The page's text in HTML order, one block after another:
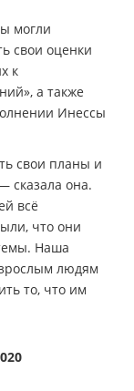
могли
свои оценки
к
а также
Инессы
свои планы и
сказала она.
всё
что они
Наша
людям
то, что им